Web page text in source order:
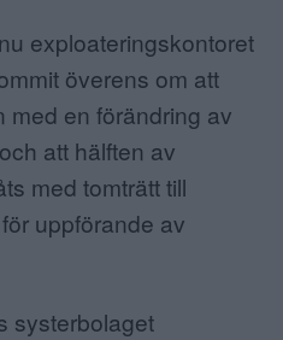
exploateringskontoret
överens om att
en förändring av
att hälften av
med tomträtt till
uppförande av
systerbolaget